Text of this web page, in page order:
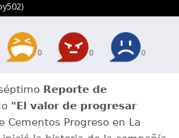
0 0 0
Reporte de
"El valor de progresar
Cementos Progreso en La